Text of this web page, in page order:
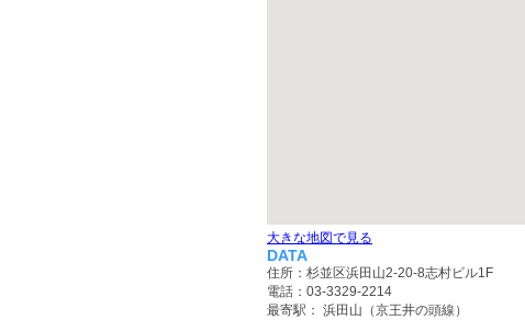
大きな地図で見る
DATA
住所：杉並区浜田山2-20-8志村ビル1F
電話：03-3329-2214
最寄駅： 浜田山（京王井の頭線）